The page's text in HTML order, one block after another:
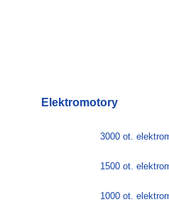
Elektromotory
3000 ot.
1500 ot.
1000 ot.